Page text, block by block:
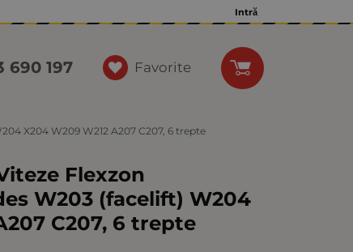
Intră
690 197 Favorite
X204 W209 W212 A207 C207, 6 trepte
Flexzon
W203 (facelift) W204
C207, 6 trepte